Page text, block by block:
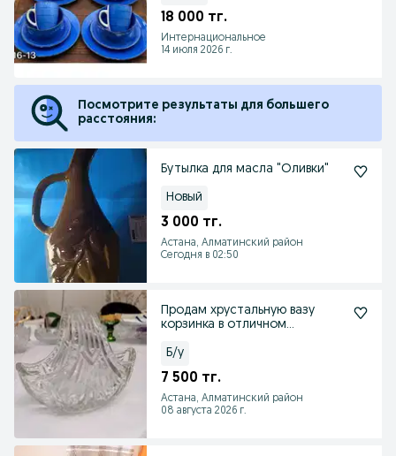
18 000 тг.
Интернациональное
14 июля 2026 г.
Посмотрите результаты для большего
расстояния:
Бутылка для масла "Оливки"
Новый
3 000 тг.
Астана, Алматинский район
Сегодня в 02:50
Продам хрустальную вазу
корзинка в отличном
Б/у
7 500 тг.
Астана, Алматинский район
08 августа 2026 г.